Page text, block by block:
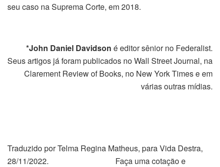
seu caso na Suprema Corte, em 2018.
*John Daniel Davidson é editor sênior no Federalist.
Seus artigos já foram publicados no Wall Street Journal, na
Clarement Review of Books, no New York Times e em
várias outras mídias.
Traduzido por Telma Regina Matheus, para Vida Destra,
28/11/2022. Faça uma cotação e